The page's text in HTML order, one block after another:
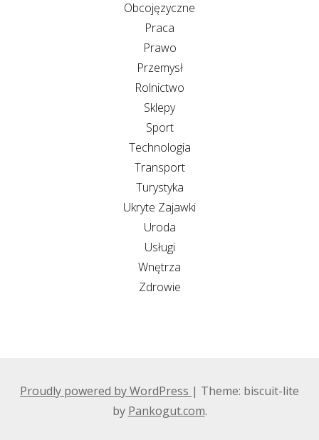
Obcojęzyczne
Praca
Prawo
Przemysł
Rolnictwo
Sklepy
Sport
Technologia
Transport
Turystyka
Ukryte Zajawki
Uroda
Usługi
Wnętrza
Zdrowie
Proudly powered by WordPress | Theme: biscuit-lite
by Pankogut.com.